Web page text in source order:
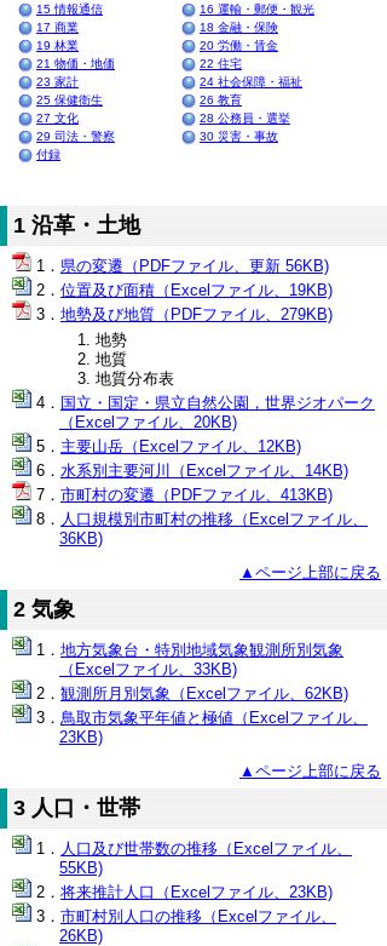
15 情報通信
16 運輸・郵便・観光
17 商業
18 金融・保険
19 林業
20 労働・賃金
21 物価・地価
22 住宅
23 家計
24 社会保障・福祉
25 保健衛生
26 教育
27 文化
28 公務員・選挙
29 司法・警察
30 災害・事故
付録
1 沿革・土地
県の変遷（PDFファイル、更新 56KB)
位置及び面積（Excelファイル、19KB)
地勢及び地質（PDFファイル、279KB)
地勢
地質
地質分布表
国立・国定・県立自然公園，世界ジオパーク
（Excelファイル、20KB)
主要山岳（Excelファイル、12KB)
水系別主要河川（Excelファイル、14KB)
市町村の変遷（PDFファイル、413KB)
人口規模別市町村の推移（Excelファイル、
36KB)
▲ページ上部に戻る
2 気象
地方気象台・特別地域気象観測所別気象
（Excelファイル、33KB)
観測所月別気象（Excelファイル、62KB)
鳥取市気象平年値と極値（Excelファイル、
23KB)
▲ページ上部に戻る
3 人口・世帯
人口及び世帯数の推移（Excelファイル、
55KB)
将来推計人口（Excelファイル、23KB)
市町村別人口の推移（Excelファイル、
26KB)